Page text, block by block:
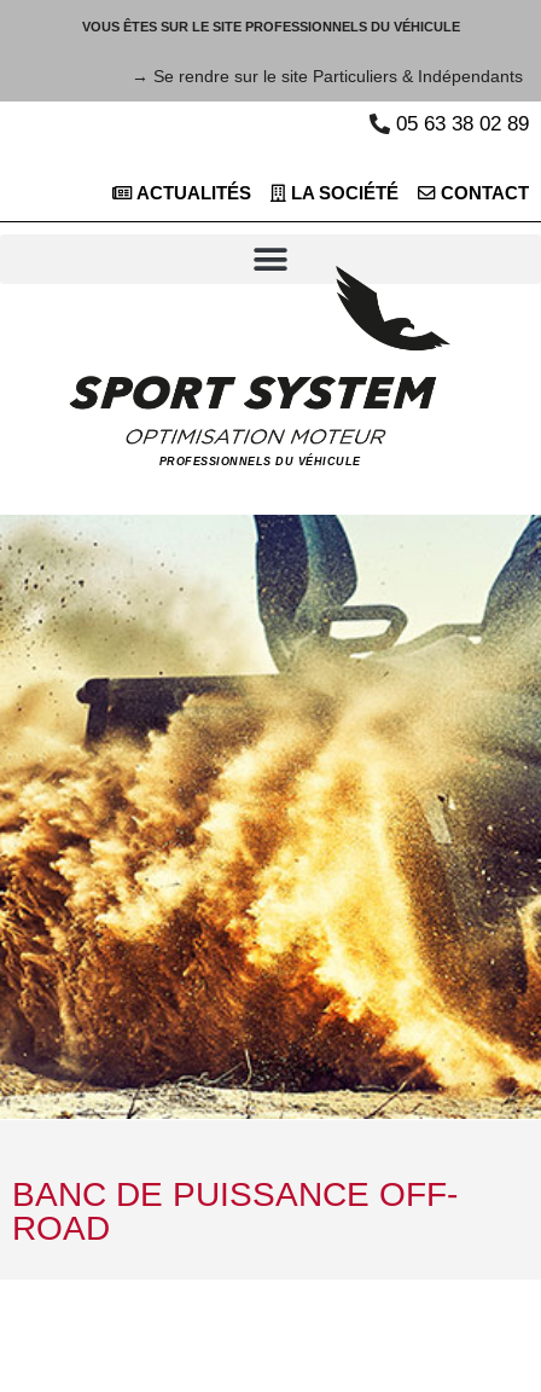
VOUS ÊTES SUR LE SITE PROFESSIONNELS DU VÉHICULE
→ Se rendre sur le site Particuliers & Indépendants
PROFESSIONNELS DU VÉHICULE
05 63 38 02 89
ACTUALITÉS LA SOCIÉTÉ CONTACT
BANC DE PUISSANCE OFF-
ROAD